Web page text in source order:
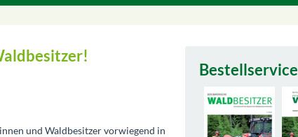
und Waldbesitzer vorwiegend in
Bestellservice